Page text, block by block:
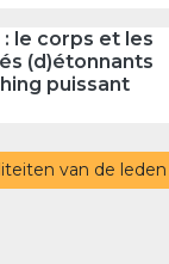
le corps et les
(d)étonnants
puissant
van de leden